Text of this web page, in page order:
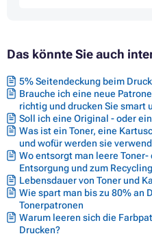
Druckerpatronen CANON PIXMA
Das könnte Sie auch
5% Seitendeckung beim
Brauche ich eine neue
richtig und drucken Sie smart
Soll ich eine Original - oder
Was ist ein Toner, eine
und wofür werden sie
Wo entsorgt man leere
Entsorgung und zum
Lebensdauer von Toner und
Wie spart man bis zu 80% an
Tonerpatronen
Warum leeren sich die
Drucken?